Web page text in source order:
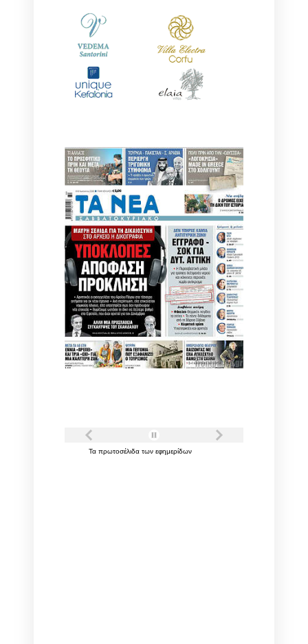
Τα πρωτοσέλιδα των εφημερίδων